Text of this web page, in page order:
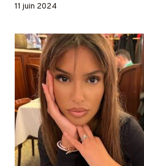
11 juin 2024